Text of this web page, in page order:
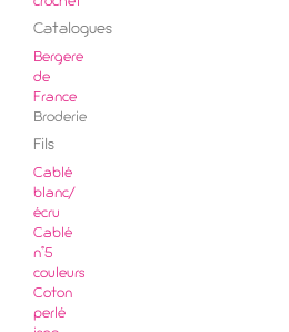
Catalogues
Bergere
de
France
Broderie
Fils
Cablé
blanc/
écru
Cablé
n°5
couleurs
Coton
perlé